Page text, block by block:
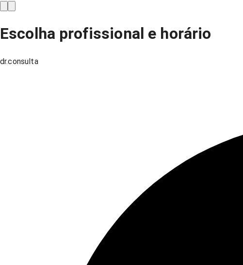
Escolha profissional e horário
dr.consulta